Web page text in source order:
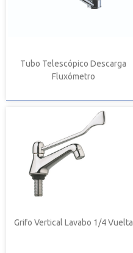
Tubo Telescópico Descarga
Fluxómetro
Grifo Vertical Lavabo 1/4 Vuelta